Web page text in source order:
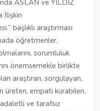
ASLAN ve YILDIZ
İlişkin
başlıklı araştırması
öğretmenler,
sorumluluk
önemsemekle birlikte
araştıran, sorgulayan,
üreten, empati kurabilen,
ve tarafsız